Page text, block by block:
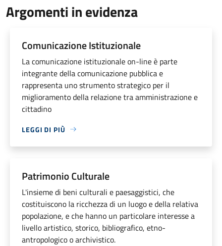
Argomenti in evidenza
Comunicazione Istituzionale
La comunicazione istituzionale on-line è parte
integrante della comunicazione pubblica e
rappresenta uno strumento strategico per il
miglioramento della relazione tra amministrazione e
cittadino
LEGGI DI PIÙ
Patrimonio Culturale
L'insieme di beni culturali e paesaggistici, che
costituiscono la ricchezza di un luogo e della relativa
popolazione, e che hanno un particolare interesse a
livello artistico, storico, bibliografico, etno-
antropologico o archivistico.